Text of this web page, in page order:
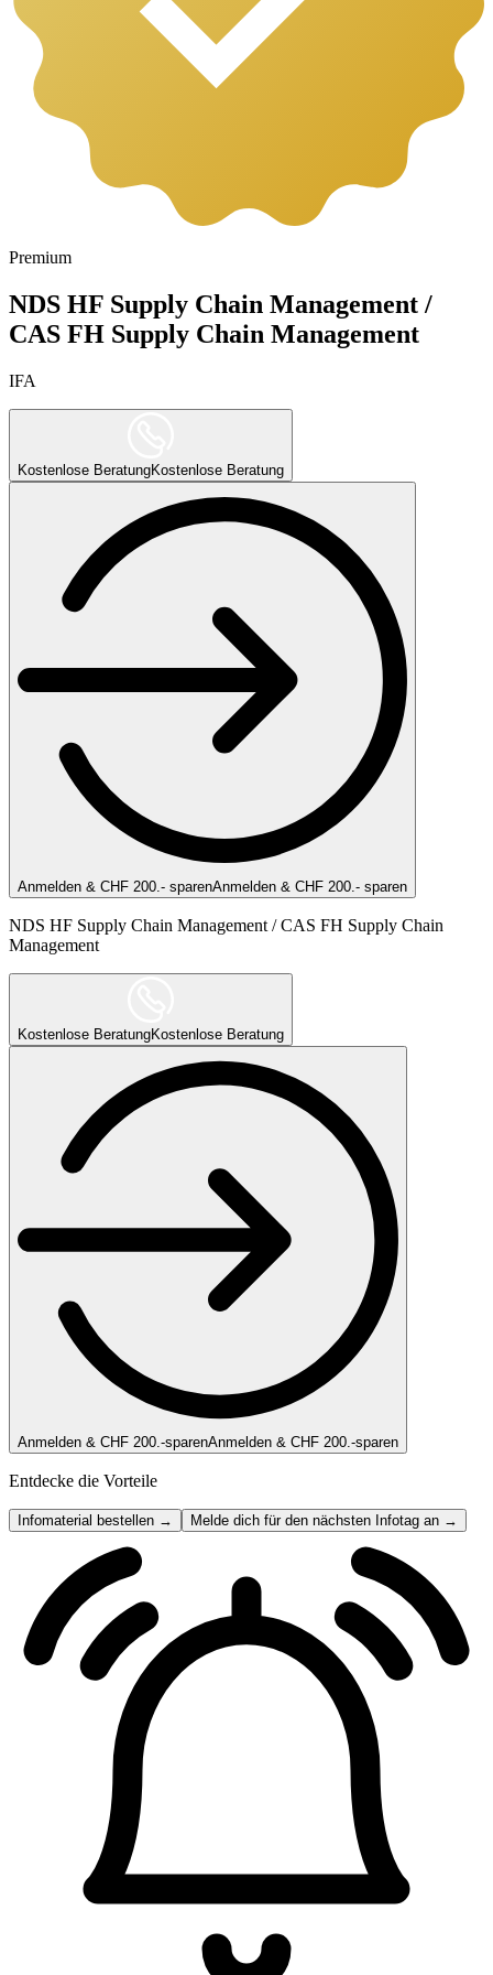
Premium
NDS HF Supply Chain Management /
CAS FH Supply Chain Management
IFA
Kostenlose BeratungKostenlose Beratung
Anmelden & CHF 200.- sparenAnmelden & CHF 200.- sparen
NDS HF Supply Chain Management / CAS FH Supply Chain
Management
Kostenlose BeratungKostenlose Beratung
Anmelden & CHF 200.-sparenAnmelden & CHF 200.-sparen
Entdecke die Vorteile
Infomaterial bestellen → Melde dich für den nächsten Infotag an →